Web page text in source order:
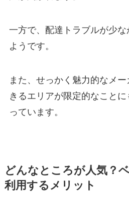
一方で、配達トラブルが少
ようです。
また、せっかく魅力的なメ
きるエリアが限定的なこと
っています。
どんなところが人気？
利用するメリット